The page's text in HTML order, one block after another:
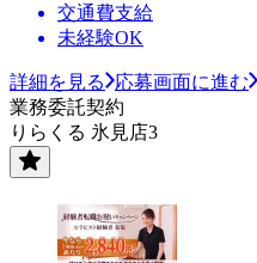
交通費支給
未経験OK
詳細を見る
応募画面に進む
業務委託契約
りらくる 氷見店3